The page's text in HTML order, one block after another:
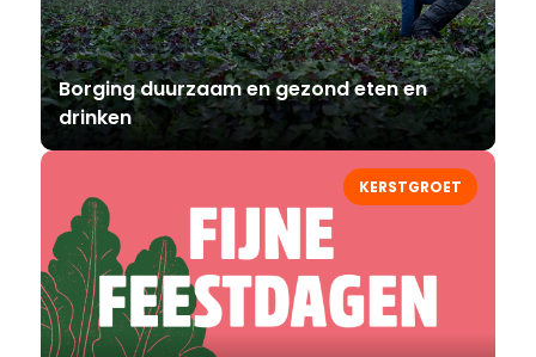
Borging duurzaam en gezond eten en
drinken
KERSTGROET